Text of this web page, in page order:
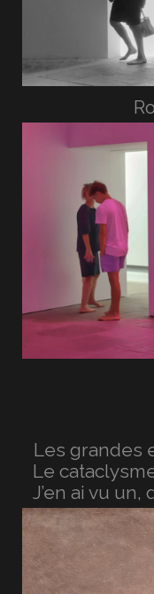
Les grandes
Le
J’en ai vu